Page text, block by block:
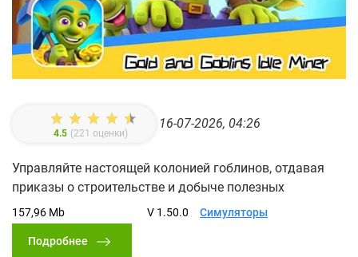
4.5 (221 оценки)
16-07-2026, 04:26
Управляйте настоящей колонией гоблинов, отдавая
приказы о строительстве и добыче полезных
157,96 Mb V 1.50.0 Симуляторы
Подробнее